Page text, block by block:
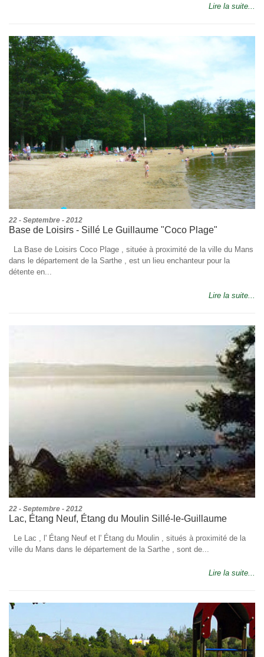
Lire la suite...
22 - Septembre - 2012
Base de Loisirs - Sillé Le Guillaume "Coco Plage"
La Base de Loisirs Coco Plage , située à proximité de la ville du Mans
dans le département de la Sarthe , est un lieu enchanteur pour la
détente en...
Lire la suite...
22 - Septembre - 2012
Lac, Étang Neuf, Étang du Moulin Sillé-le-Guillaume
Le Lac , l' Étang Neuf et l' Étang du Moulin , situés à proximité de la
ville du Mans dans le département de la Sarthe , sont de...
Lire la suite...